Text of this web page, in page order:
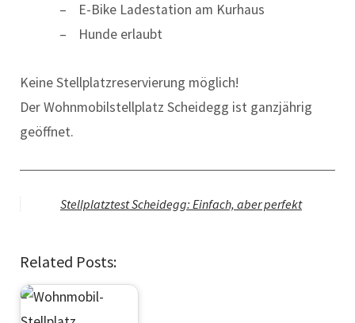
E-Bike Ladestation am Kurhaus
Hunde erlaubt
Keine Stellplatzreservierung möglich!
Der Wohnmobilstellplatz Scheidegg ist ganzjährig
geöffnet.
Stellplatztest Scheidegg: Einfach, aber perfekt
Related Posts: